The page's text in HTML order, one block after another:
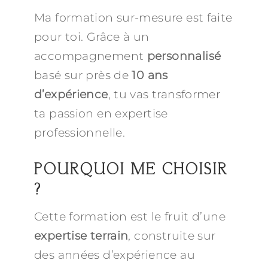
Ma formation sur-mesure est faite
pour toi. Grâce à un
accompagnement personnalisé
basé sur près de10 ans
d’expérience, tu vas transformer
ta passion en expertise
professionnelle.
POURQUOI ME CHOISIR
?
Cette formation est le fruit d’une
expertise terrain, construite sur
des années d’expérience au